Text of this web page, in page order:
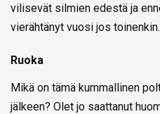
vilisevät silmien edestä ja
vierähtänyt vuosi jos toinenkin.
Ruoka
Mikä on tämä kummallinen
jälkeen? Olet jo saattanut